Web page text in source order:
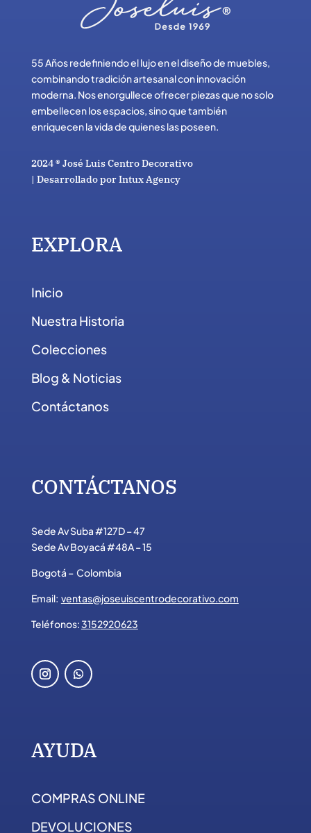
55 Años redefiniendo el lujo en el diseño de muebles,
combinando tradición artesanal con innovación
moderna. Nos enorgullece ofrecer piezas que no solo
embellecen los espacios, sino que también
enriquecen la vida de quienes las poseen.
2024® José Luis Centro Decorativo
| Desarrollado por Intux Agency
EXPLORA
Inicio
Nuestra Historia
Colecciones
Blog & Noticias
Contáctanos
CONTÁCTANOS
Sede Av Suba #127D – 47
Sede Av Boyacá #48A – 15
Bogotá – Colombia
Email: ventas@joseuiscentrodecorativo.com
Teléfonos:3152920623
AYUDA
COMPRAS ONLINE
DEVOLUCIONES